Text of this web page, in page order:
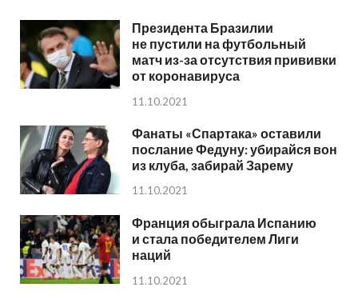
Президента Бразилии
не пустили на футбольный
матч из-за отсутствия прививки
от коронавируса
11.10.2021
Фанаты «Спартака» оставили
послание Федуну: убирайся вон
из клуба, забирай Зарему
11.10.2021
Франция обыграла Испанию
и стала победителем Лиги
наций
11.10.2021